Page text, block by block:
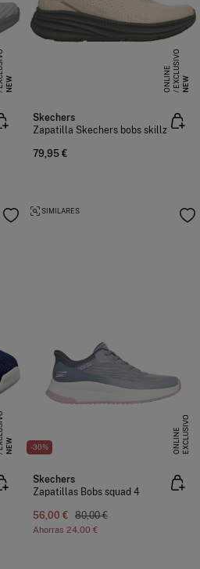
NEW NEW
E
X
C
L
US
I
V
O
O
N
L
I
N
E
Skechers
Zapatilla Skechers bobs skillz
79,95 €
NEW -30% E
X
C
L
U
SI
V
O
O
N
L
I
N
E
SIMILARES
Skechers
Zapatillas Bobs squad 4
56,00 € 80,00 €
Ahorras 24,00 €